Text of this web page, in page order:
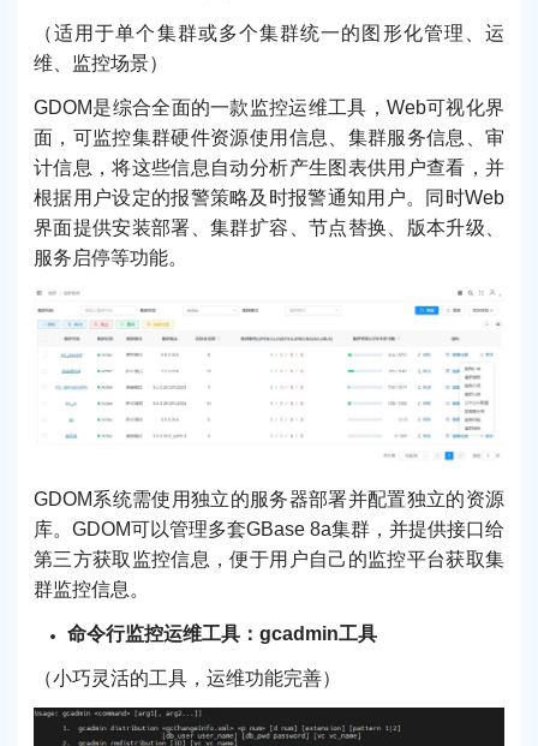
（适用于单个集群或多个集群统一的图形化管理、运
维、监控场景）
GDOM是综合全面的一款监控运维工具，Web可视化界
面，可监控集群硬件资源使用信息、集群服务信息、审
计信息，将这些信息自动分析产生图表供用户查看，并
根据用户设定的报警策略及时报警通知用户。同时Web
界面提供安装部署、集群扩容、节点替换、版本升级、
服务启停等功能。
GDOM系统需使用独立的服务器部署并配置独立的资源
库。GDOM可以管理多套GBase 8a集群，并提供接口给
第三方获取监控信息，便于用户自己的监控平台获取集
群监控信息。
命令行监控运维工具：gcadmin工具
（小巧灵活的工具，运维功能完善）